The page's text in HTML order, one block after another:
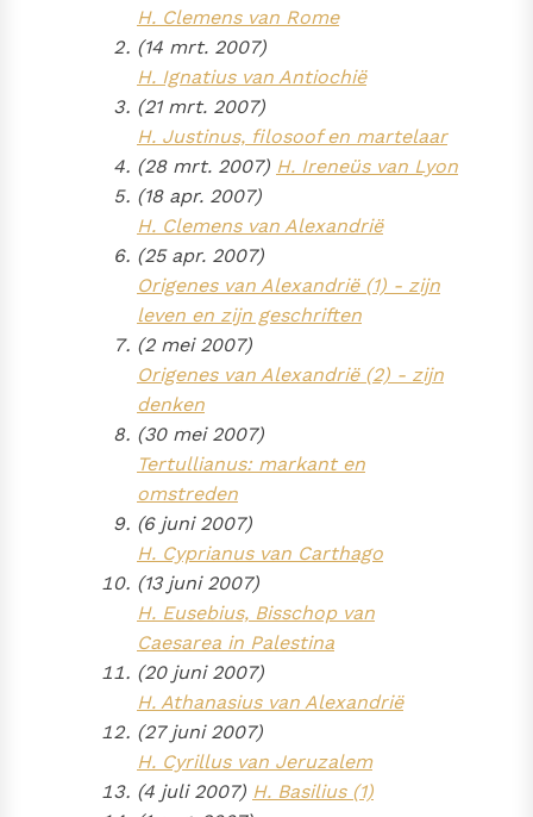
H. Clemens van Rome
(14 mrt. 2007)
H. Ignatius van Antiochië
(21 mrt. 2007)
H. Justinus, filosoof en martelaar
(28 mrt. 2007) H. Ireneüs van Lyon
(18 apr. 2007)
H. Clemens van Alexandrië
(25 apr. 2007)
Origenes van Alexandrië (1) - zijn
leven en zijn geschriften
(2 mei 2007)
Origenes van Alexandrië (2) - zijn
denken
(30 mei 2007)
Tertullianus: markant en
omstreden
(6 juni 2007)
H. Cyprianus van Carthago
(13 juni 2007)
H. Eusebius, Bisschop van
Caesarea in Palestina
(20 juni 2007)
H. Athanasius van Alexandrië
(27 juni 2007)
H. Cyrillus van Jeruzalem
(4 juli 2007) H. Basilius (1)